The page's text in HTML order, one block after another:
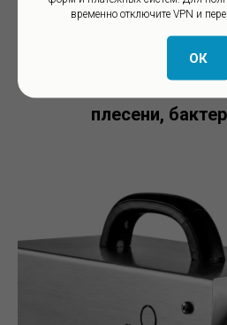
Каталог
для борьбы со
плесени,
временно отключите VPN и
ОК